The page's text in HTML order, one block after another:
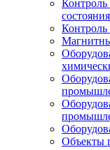
состояния
Объекты